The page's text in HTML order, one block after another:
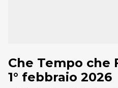
Che Tempo che
1° febbraio 2026